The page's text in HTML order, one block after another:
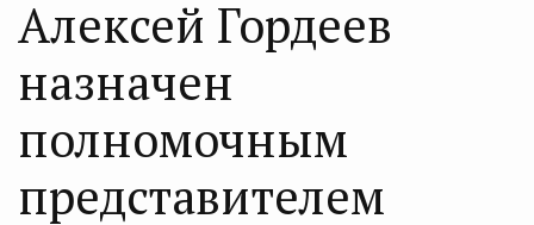
Алексей Гордеев
назначен
полномочным
представителем